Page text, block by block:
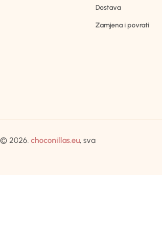
Dostava
Zamjena i povrati
© 2026. choconillas.eu, sva